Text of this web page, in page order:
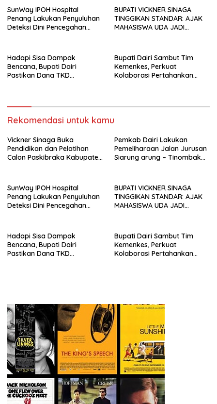
SunWay IPOH Hospital
Penang Lakukan Penyuluhan
Deteksi Dini Pencegahan
BUPATI VICKNER SINAGA
TINGGIKAN STANDAR: AJAK
MAHASISWA UDA JADI
LUNTUR ZAMAN
Hadapi Sisa Dampak
Bencana, Bupati Dairi
Pastikan Dana TKD
Bupati Dairi Sambut Tim
Kemenkes, Perkuat
Kolaborasi Pertahankan
Rekomendasi untuk kamu
Vickner Sinaga Buka
Pendidikan dan Pelatihan
Calon Paskibraka Kabupaten
Pemkab Dairi Lakukan
Pemeliharaan Jalan Jurusan
Siarung arung – Tinombak
SunWay IPOH Hospital
Penang Lakukan Penyuluhan
Deteksi Dini Pencegahan
BUPATI VICKNER SINAGA
TINGGIKAN STANDAR: AJAK
MAHASISWA UDA JADI
LUNTUR ZAMAN
Hadapi Sisa Dampak
Bencana, Bupati Dairi
Pastikan Dana TKD
Bupati Dairi Sambut Tim
Kemenkes, Perkuat
Kolaborasi Pertahankan